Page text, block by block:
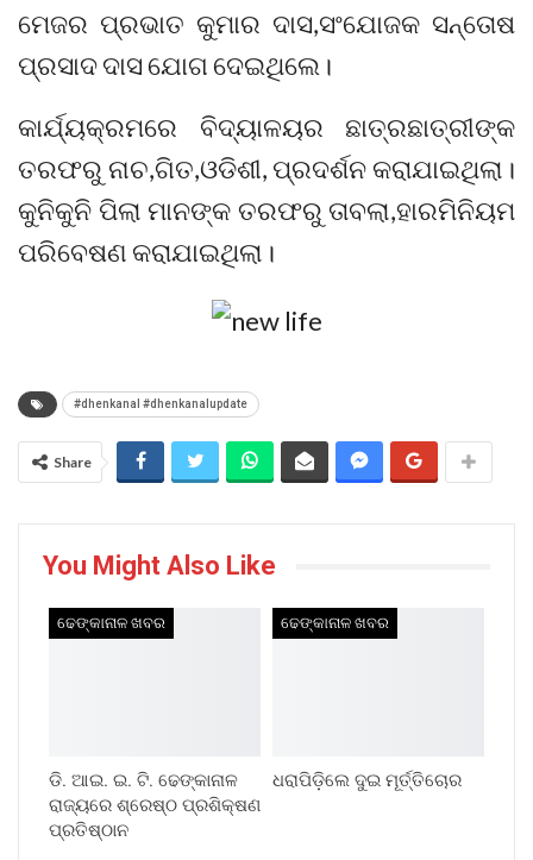
ମେଜର ପ୍ରଭାତ କୁମାର ଦାସ,ସଂଯୋଜକ ସନ୍ତୋଷ
ପ୍ରସାଦ ଦାସ ଯୋଗ ଦେଇଥିଲେ।
କାର୍ଯ୍ୟକ୍ରମରେ ବିଦ୍ୟାଳୟର ଛାତ୍ରଛାତ୍ରୀଙ୍କ
ତରଫରୁ ନାଚ,ଗିତ,ଓଡିଶୀ, ପ୍ରଦର୍ଶନ କରାଯାଇଥିଲା।
କୁନିକୁନି ପିଲା ମାନଙ୍କ ତରଫରୁ ତାବଲା,ହାରମିନିୟମ
ପରିବେଷଣ କରାଯାଇଥିଲା।
#dhenkanal #dhenkanalupdate
Share
You Might Also Like
ଢେଙ୍କାନାଳ ଖବର
ଡି. ଆଇ. ଇ. ଟି. ଢେଙ୍କାନାଳ
ରାଜ୍ୟରେ ଶ୍ରେଷ୍ଠ ପ୍ରଶିକ୍ଷଣ
ପ୍ରତିଷ୍ଠାନ
ଢେଙ୍କାନାଳ ଖବର
ଧରାପିଡ଼ିଲେ ଦୁଇ ମୂର୍ତ୍ତିଚୋର